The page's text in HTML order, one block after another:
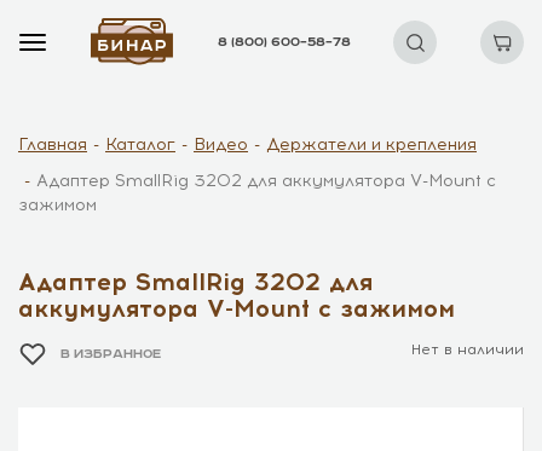
8 (800) 600–58–78
Главная Каталог Видео
Держатели и крепления
Адаптер SmallRig 3202 для аккумулятора V-Mount с
зажимом
Адаптер SmallRig 3202 для
аккумулятора V-Mount с зажимом
В ИЗБРАННОЕ Нет в наличии